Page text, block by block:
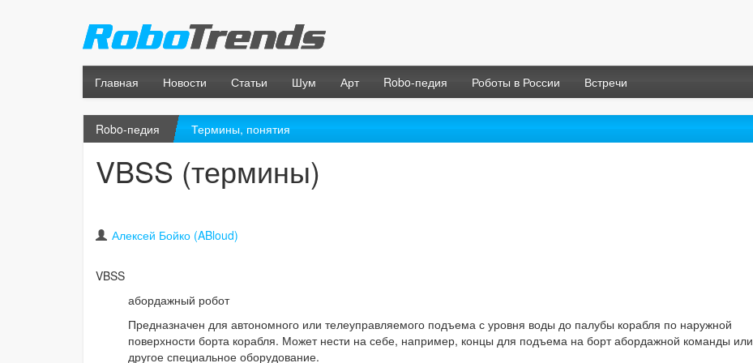
Главная Новости Статьи Шум Арт Robo-педия Роботы в России Встречи
Robo-педия Термины, понятия
VBSS (термины)
Алексей Бойко (ABloud)
VBSS
абордажный робот
Предназначен для автономного или телеуправляемого подъема с уровня воды до палубы корабля по наружной
поверхности борта корабля. Может нести на себе, например, концы для подъема на борт абордажной команды или
другое специальное оборудование.